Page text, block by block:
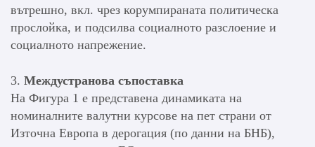
вътрешно, вкл. чрез корумпираната политическа
прослойка, и подсилва социалното разслоение и
социалното напрежение.
3. Междустранова съпоставка
На Фигура 1 е представена динамиката на
номиналните валутни курсове на пет страни от
Източна Европа в дерогация (по данни на БНБ),